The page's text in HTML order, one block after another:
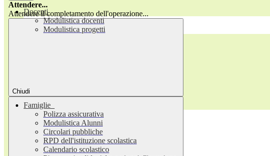
Attendere...
Attendere il completamento dell'operazione...
Chiudi
Docenti
Modulistica docenti
Modulistica progetti
Famiglie
Polizza assicurativa
Modulistica Alunni
Circolari pubbliche
RPD dell'istituzione scolastica
Calendario scolastico